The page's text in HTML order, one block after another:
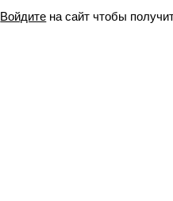
Войдите на сайт чтобы